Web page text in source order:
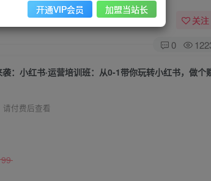
关注
0
请付费后查看
99
开通VIP会员 加盟当站长